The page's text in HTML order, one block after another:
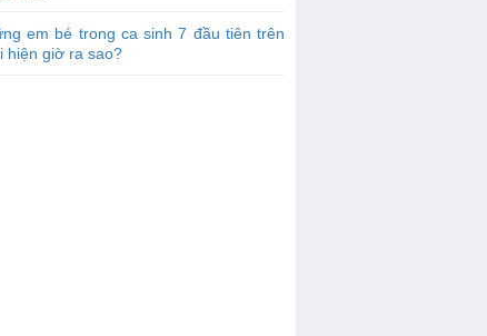
em bé trong ca sinh 7 đầu tiên trên
hiện giờ ra sao?